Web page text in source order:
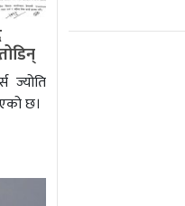
ज्योति
छ।